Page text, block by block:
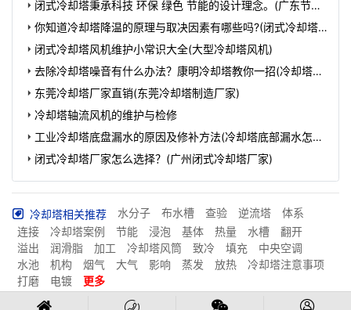
闭式冷却塔秉承科技 环保 绿色 节能的设计理念。(广东节能
闭式冷却塔厂家)
你知道冷却塔降温的原理与取决因素有哪些吗?(闭式冷却塔
降温不好的原因是什么)
闭式冷却塔风机维护小常识大全(大型冷却塔风机)
去除冷却塔噪音有什么办法？康明冷却塔教你一招(冷却塔噪
音解决的几种方式)
东莞冷却塔厂家直销(东莞冷却塔制造厂家)
冷却塔轴流风机的维护与检修
工业冷却塔底盘漏水的原因及修补方法(冷却塔底部漏水怎么
维修)
闭式冷却塔厂家怎么选择？(广州闭式冷却塔厂家)
冷却塔相关推荐 水分子 布水槽 查验 逆流塔
体系
连接
冷却塔案例 节能 浸泡 基体 热量 水槽
翻开
溢出
润滑脂 加工 冷却塔风筒 致冷 填充
中央空调
水池
机构 烟气 大气 影响 蒸发 放热
冷却塔注意事项
打磨
电镀 更多